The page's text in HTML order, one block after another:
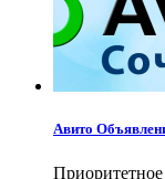
Авито